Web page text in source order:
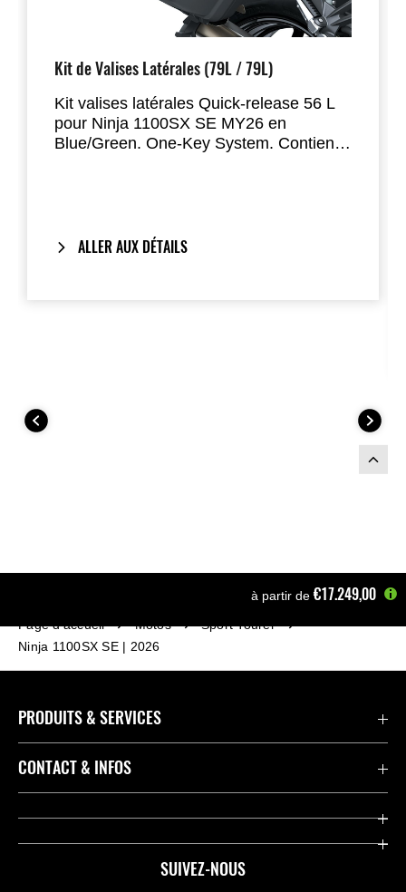
Kit de Valises Latérales (79L / 79L)
Kit valises latérales Quick-release 56 L
pour Ninja 1100SX SE MY26 en
Blue/Green. One-Key System. Contient :
99994042360RB, serrures 999941566.
ALLER AUX DÉTAILS
à partir de €17.249,00
Page d'accueil Motos
Sport Tourer
Ninja 1100SX SE | 2026
SUIVEZ-NOUS
PRODUITS & SERVICES
Accessoires & Pièces
Concessionnaires
CONTACT & INFOS
Contact